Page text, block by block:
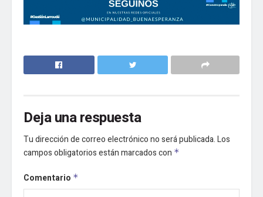
Deja una respuesta
Tu dirección de correo electrónico no será publicada.Los
campos obligatorios están marcados con *
Comentario *